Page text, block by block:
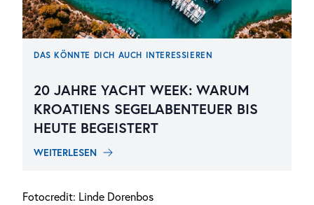
DAS KÖNNTE DICH AUCH INTERESSIEREN
20 JAHRE YACHT WEEK: WARUM
KROATIENS SEGELABENTEUER BIS
HEUTE BEGEISTERT
WEITERLESEN
Fotocredit: Linde Dorenbos